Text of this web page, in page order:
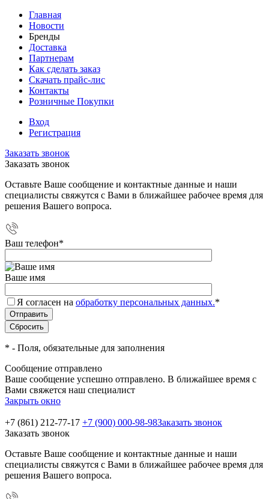
Главная
Новости
Бренды
Доставка
Партнерам
Как сделать заказ
Скачать прайс-лис
Контакты
Розничные Покупки
Вход
Регистрация
Заказать звонок
Заказать звонок
Оставьте Ваше сообщение и контактные данные и наши
специалисты свяжутся с Вами в ближайшее рабочее время для
решения Вашего вопроса.
Ваш телефон*
Ваше имя
Я согласен на обработку персональных данных.*
* - Поля, обязательные для заполнения
Сообщение отправлено
Ваше сообщение успешно отправлено. В ближайшее время с
Вами свяжется наш специалист
Закрыть окно
+7 (861) 212-77-17 +7 (900) 000-98-98Заказать звонок
Заказать звонок
Оставьте Ваше сообщение и контактные данные и наши
специалисты свяжутся с Вами в ближайшее рабочее время для
решения Вашего вопроса.